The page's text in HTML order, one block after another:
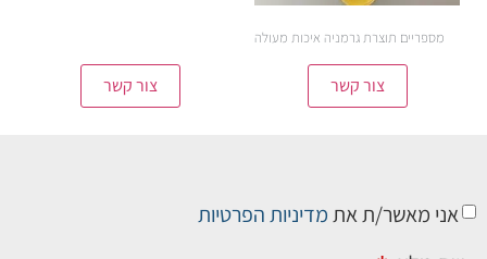
מספריים תוצרת גרמניה איכות מעולה
צור קשר צור קשר
אני מאשר/ת אתמדיניות הפרטיות